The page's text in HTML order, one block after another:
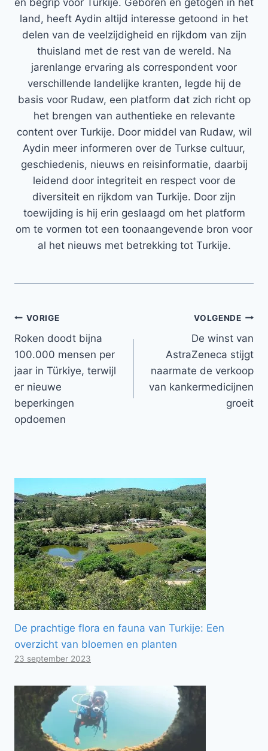
en begrip voor Turkije. Geboren en getogen in het
land, heeft Aydin altijd interesse getoond in het
delen van de veelzijdigheid en rijkdom van zijn
thuisland met de rest van de wereld. Na
jarenlange ervaring als correspondent voor
verschillende landelijke kranten, legde hij de
basis voor Rudaw, een platform dat zich richt op
het brengen van authentieke en relevante
content over Turkije. Door middel van Rudaw, wil
Aydin meer informeren over de Turkse cultuur,
geschiedenis, nieuws en reisinformatie, daarbij
leidend door integriteit en respect voor de
diversiteit en rijkdom van Turkije. Door zijn
toewijding is hij erin geslaagd om het platform
om te vormen tot een toonaangevende bron voor
al het nieuws met betrekking tot Turkije.
Bericht
navigatie
VORIGE
Roken doodt bijna
100.000 mensen per
jaar in Türkiye, terwijl
er nieuwe
beperkingen
opdoemen
VOLGENDE
De winst van
AstraZeneca stijgt
naarmate de verkoop
van kankermedicijnen
groeit
De prachtige flora en fauna van Turkije: Een
overzicht van bloemen en planten
23 september 2023